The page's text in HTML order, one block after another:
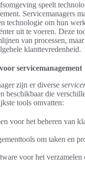
speelt
Servicemanagers
technologie om hun
uit te voeren. Deze
van processen,
klanttevredenheid.
servicemanagement
zijn er diverse
beschikbaar die
tools omvatten:
voor het beheren van
om taken en
voor het verzamelen